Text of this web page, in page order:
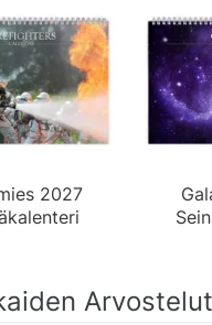
2027
Arvostelut